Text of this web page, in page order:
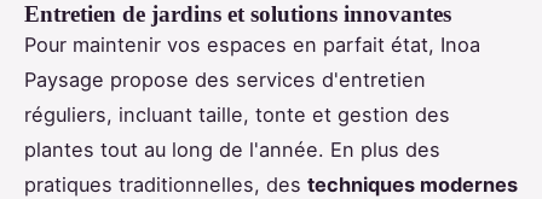
Entretien de jardins et solutions innovantes
Pour maintenir vos espaces en parfait état, Inoa
Paysage propose des services d'entretien
réguliers, incluant taille, tonte et gestion des
plantes tout au long de l'année. En plus des
pratiques traditionnelles, des techniques modernes